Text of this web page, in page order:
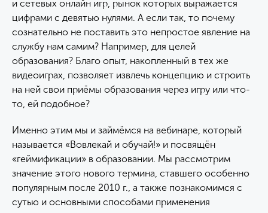
и сетевых онлайн игр, рынок которых выражается
цифрами с девятью нулями. А если так, то почему
сознательно не поставить это непростое явление на
службу нам самим? Например, для целей
образования? Благо опыт, накопленный в тех же
видеоиграх, позволяет извлечь концепцию и строить
на ней свои приёмы образования через игру или что-
то, ей подобное?
Именно этим мы и займёмся на вебинаре, который
называется «Вовлекай и обучай!» и посвящён
«геймификации» в образовании. Мы рассмотрим
значение этого нового термина, ставшего особенно
популярным после 2010 г., а также познакомимся с
сутью и основными способами применения